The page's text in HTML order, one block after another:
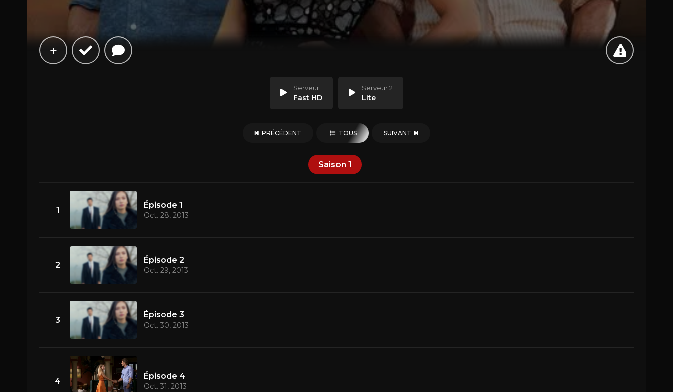
Serveur
Fast HD
Serveur 2
Lite
PRÉCÉDENT TOUS SUIVANT
Saison 1
1
Épisode 1
Oct. 28, 2013
2
Épisode 2
Oct. 29, 2013
3
Épisode 3
Oct. 30, 2013
4
Épisode 4
Oct. 31, 2013